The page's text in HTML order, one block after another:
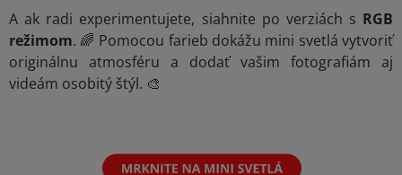
A ak radi experimentujete, siahnite po verziách s RGB
režimom. 🌈 Pomocou farieb dokážu mini svetlá vytvoriť
originálnu atmosféru a dodať vašim fotografiám aj
videám osobitý štýl. 🎨